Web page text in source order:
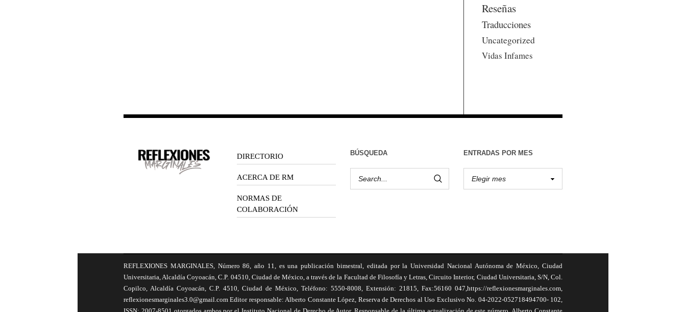
Reseñas
Traducciones
Uncategorized
Vidas Infames
DIRECTORIO
ACERCA DE RM
NORMAS DE
COLABORACIÓN
BÚSQUEDA ENTRADAS POR MES
REFLEXIONES MARGINALES, Número 86, año 11, es una publicación bimestral, editada por la Universidad Nacional Autónoma de México, Ciudad
Universitaria, Alcaldía Coyoacán, C.P. 04510, Ciudad de México, a través de la Facultad de Filosofía y Letras, Circuito Interior, Ciudad Universitaria, S/N, Col.
Copilco, Alcaldía Coyoacán, C.P. 4510, Ciudad de México, Teléfono: 5550-8008, Extensión: 21815, Fax:56160 047,https://reflexionesmarginales.com,
reflexionesmarginales3.0@gmail.com Editor responsable: Alberto Constante López, Reserva de Derechos al Uso Exclusivo No. 04-2022-052718494700- 102,